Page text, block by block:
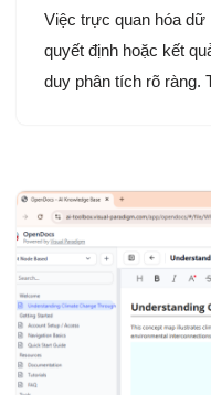
Việc trực quan hóa dữ
quyết định hoặc kết
duy phân tích rõ ràng.